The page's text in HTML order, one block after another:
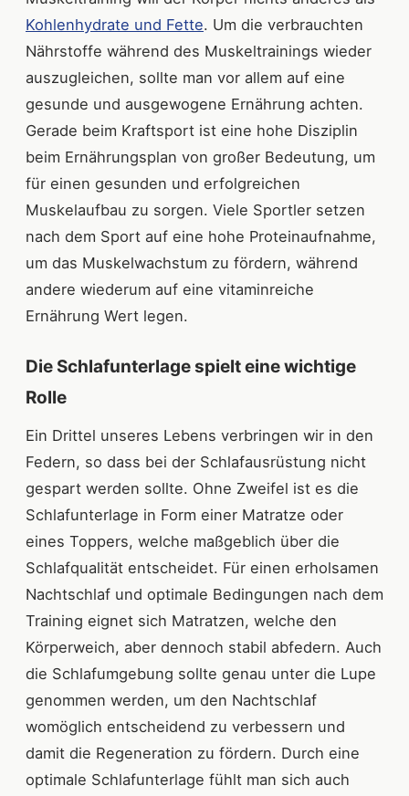
Kohlenhydrate und Fette. Um die verbrauchten
Nährstoffe während des Muskeltrainings wieder
auszugleichen, sollte man vor allem auf eine
gesunde und ausgewogene Ernährung achten.
Gerade beim Kraftsport ist eine hohe Disziplin
beim Ernährungsplan von großer Bedeutung, um
für einen gesunden und erfolgreichen
Muskelaufbau zu sorgen. Viele Sportler setzen
nach dem Sport auf eine hohe Proteinaufnahme,
um das Muskelwachstum zu fördern, während
andere wiederum auf eine vitaminreiche
Ernährung Wert legen.
Die Schlafunterlage spielt eine wichtige
Rolle
Ein Drittel unseres Lebens verbringen wir in den
Federn, so dass bei der Schlafausrüstung nicht
gespart werden sollte. Ohne Zweifel ist es die
Schlafunterlage in Form einer Matratze oder
eines Toppers, welche maßgeblich über die
Schlafqualität entscheidet. Für einen erholsamen
Nachtschlaf und optimale Bedingungen nach dem
Training eignet sich Matratzen, welche den
Körperweich, aber dennoch stabil abfedern. Auch
die Schlafumgebung sollte genau unter die Lupe
genommen werden, um den Nachtschlaf
womöglich entscheidend zu verbessern und
damit die Regeneration zu fördern. Durch eine
optimale Schlafunterlage fühlt man sich auch